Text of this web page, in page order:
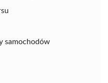
samochodów